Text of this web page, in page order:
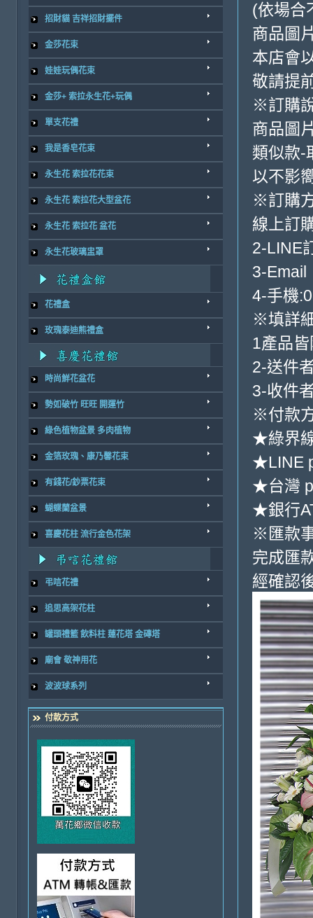
招財貓 吉祥招財擺件
金莎花束
娃娃玩偶花束
金莎+ 索拉永生花+玩偶
單支花禮
我是香皂花束
永生花 索拉花花束
永生花 索拉花大型盆花
永生花 索拉花 盆花
永生花玻璃盅罩
花禮盒
玫瑰泰迪熊禮盒
時尚鮮花盆花
勢如破竹 旺旺 開運竹
綠色植物盆景 多肉植物
金箔玫瑰、康乃馨花束
有錢花/鈔票花束
蝴蝶蘭盆景
喜慶花柱 流行金色花架
弔唁花禮
追思高架花柱
罐頭禮籃 飲料柱 蓮花塔 金磚塔
廟會 敬神用花
波波球系列
付款方式
(依場合
商品圖
本店會
敬請提
※訂購
商品圖
類似款-
以不影
※訂購
線上訂
2-LINE
3-Email
4-手機
※填詳
1產品
2-送件
3-收件
※付款
★綠界
★LINE
★台灣
★銀行
※匯款
完成匯
經確認